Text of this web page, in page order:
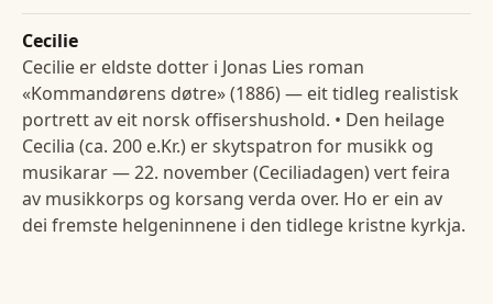
Cecilie
Cecilie er eldste dotter i Jonas Lies roman
«Kommandørens døtre» (1886) — eit tidleg realistisk
portrett av eit norsk offisershushold. • Den heilage
Cecilia (ca. 200 e.Kr.) er skytspatron for musikk og
musikarar — 22. november (Ceciliadagen) vert feira
av musikkorps og korsang verda over. Ho er ein av
dei fremste helgeninnene i den tidlege kristne kyrkja.